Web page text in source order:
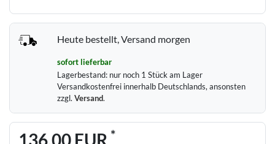
Heute bestellt, Versand morgen
sofort lieferbar
Lagerbestand: nur noch 1 Stück am Lager
Versandkostenfrei innerhalb Deutschlands, ansonsten
zzgl. Versand.
136,00 EUR *